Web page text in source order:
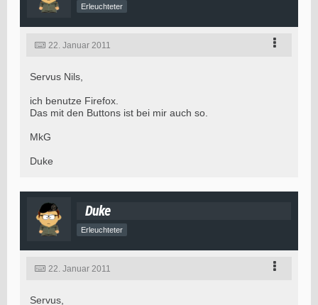
Erleuchteter
22. Januar 2011
Servus Nils,
ich benutze Firefox.
Das mit den Buttons ist bei mir auch so.
MkG
Duke
Duke
Erleuchteter
22. Januar 2011
Servus,